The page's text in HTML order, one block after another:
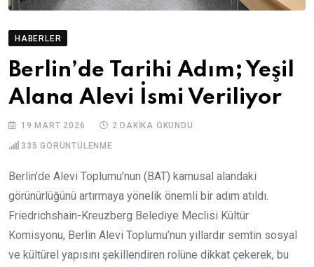
HABERLER
Berlin’de Tarihi Adım; Yeşil
Alana Alevi İsmi Veriliyor
19 MART 2026 2 DAKIKA OKUNDU
335 GÖRÜNTÜLENME
Berlin’de Alevi Toplumu’nun (BAT) kamusal alandaki
görünürlüğünü artırmaya yönelik önemli bir adım atıldı.
Friedrichshain-Kreuzberg Belediye Meclisi Kültür
Komisyonu, Berlin Alevi Toplumu’nun yıllardır semtin sosyal
ve kültürel yapısını şekillendiren rolüne dikkat çekerek, bu